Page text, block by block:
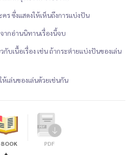
คร ซึ่งแสดงให้เห็นถึงการแบ่งปัน
ากอ่านนิทานเรื่องนี้จบ
กับเนื้อเรื่อง เช่น ถ้ากระต่ายแบ่งปันของเล่น
ห้เล่นของเล่นด้วยเช่นกัน
PDF